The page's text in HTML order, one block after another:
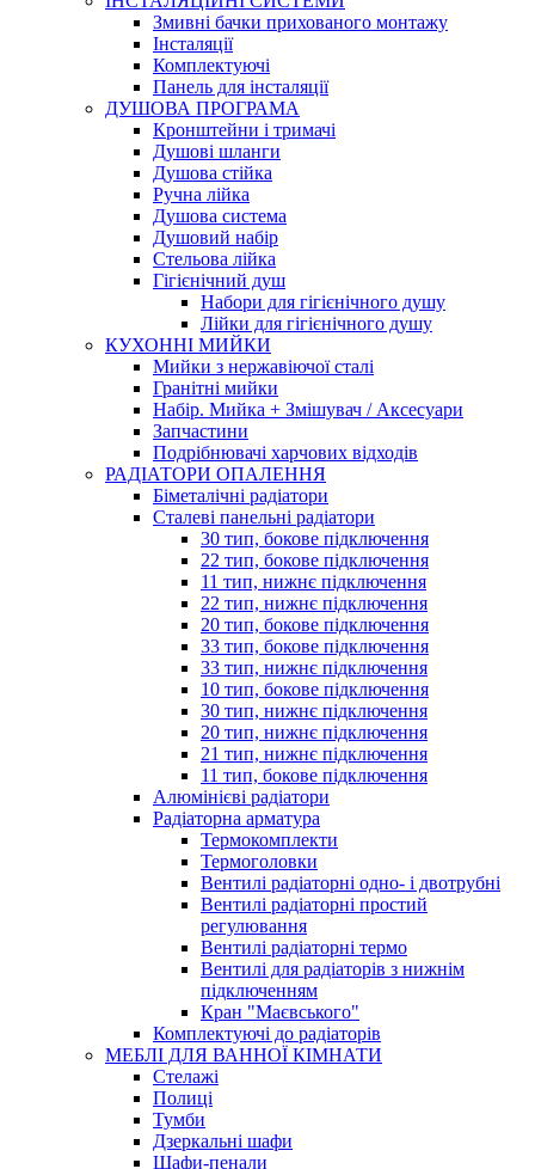
Змивні бачки прихованого монтажу
Інсталяції
Комплектуючі
Панель для інсталяції
ДУШОВА ПРОГРАМА
Кронштейни і тримачі
Душові шланги
Душова стійка
Ручна лійка
Душова система
Душовий набір
Стельова лійка
Гігієнічний душ
Набори для гігієнічного душу
Лійки для гігієнічного душу
КУХОННІ МИЙКИ
Мийки з нержавіючої сталі
Гранітні мийки
Набір. Мийка + Змішувач / Аксесуари
Запчастини
Подрібнювачі харчових відходів
РАДІАТОРИ ОПАЛЕННЯ
Біметалічні радіатори
Сталеві панельні радіатори
30 тип, бокове підключення
22 тип, бокове підключення
11 тип, нижнє підключення
22 тип, нижнє підключення
20 тип, бокове підключення
33 тип, бокове підключення
33 тип, нижнє підключення
10 тип, бокове підключення
30 тип, нижнє підключення
20 тип, нижнє підключення
21 тип, нижнє підключення
11 тип, бокове підключення
Алюмінієві радіатори
Радіаторна арматура
Термокомплекти
Термоголовки
Вентилі радіаторні одно- і двотрубні
Вентилі радіаторні простий
регулювання
Вентилі радіаторні термо
Вентилі для радіаторів з нижнім
підключенням
Кран "Маєвського"
Комплектуючі до радіаторів
МЕБЛІ ДЛЯ ВАННОЇ КІМНАТИ
Стелажі
Полиці
Тумби
Дзеркальні шафи
Шафи-пенали